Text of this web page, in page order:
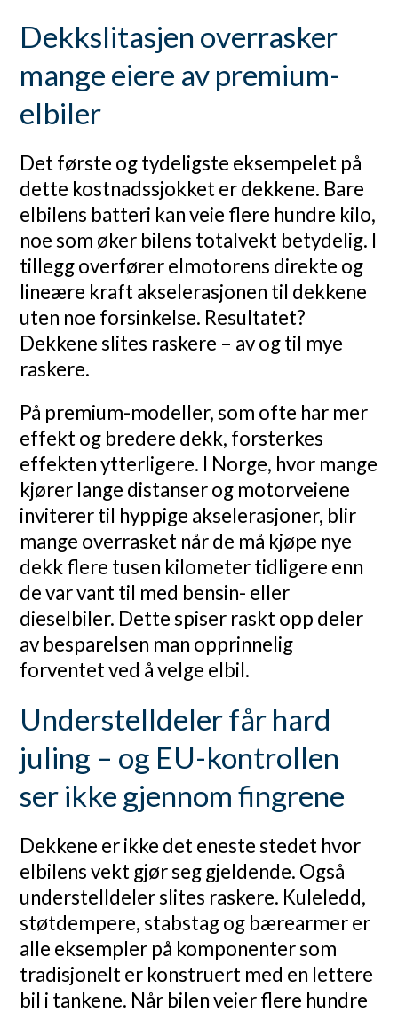
Dekkslitasjen overrasker
mange eiere av premium-
elbiler
Det første og tydeligste eksempelet på
dette kostnadssjokket er dekkene. Bare
elbilens batteri kan veie flere hundre kilo,
noe som øker bilens totalvekt betydelig. I
tillegg overfører elmotorens direkte og
lineære kraft akselerasjonen til dekkene
uten noe forsinkelse. Resultatet?
Dekkene slites raskere – av og til mye
raskere.
På premium-modeller, som ofte har mer
effekt og bredere dekk, forsterkes
effekten ytterligere. I Norge, hvor mange
kjører lange distanser og motorveiene
inviterer til hyppige akselerasjoner, blir
mange overrasket når de må kjøpe nye
dekk flere tusen kilometer tidligere enn
de var vant til med bensin- eller
dieselbiler. Dette spiser raskt opp deler
av besparelsen man opprinnelig
forventet ved å velge elbil.
Understelldeler får hard
juling – og EU-kontrollen
ser ikke gjennom fingrene
Dekkene er ikke det eneste stedet hvor
elbilens vekt gjør seg gjeldende. Også
understelldeler slites raskere. Kuleledd,
støtdempere, stabstag og bærearmer er
alle eksempler på komponenter som
tradisjonelt er konstruert med en lettere
bil i tankene. Når bilen veier flere hundre